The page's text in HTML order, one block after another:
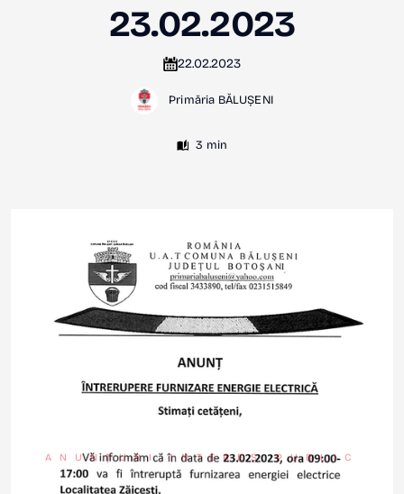
23.02.2023
22.02.2023
Primăria BĂLUȘENI
3 min
ANUNȚURI INTERES PUBLIC